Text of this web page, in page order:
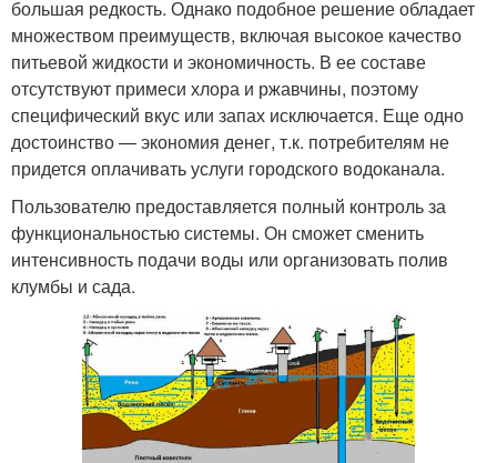
большая редкость. Однако подобное решение обладает
множеством преимуществ, включая высокое качество
питьевой жидкости и экономичность. В ее составе
отсутствуют примеси хлора и ржавчины, поэтому
специфический вкус или запах исключается. Еще одно
достоинство — экономия денег, т.к. потребителям не
придется оплачивать услуги городского водоканала.
Пользователю предоставляется полный контроль за
функциональностью системы. Он сможет сменить
интенсивность подачи воды или организовать полив
клумбы и сада.